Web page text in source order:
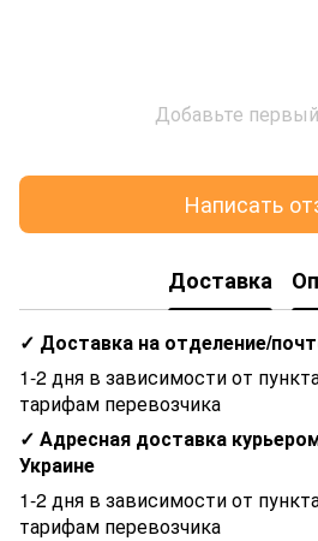
Добавьте
Написать
Доставка
✓ Доставка на отделение/
1-2 дня в зависимости от
тарифам перевозчика
✓ Адресная доставка
Украине
1-2 дня в зависимости от
тарифам перевозчика